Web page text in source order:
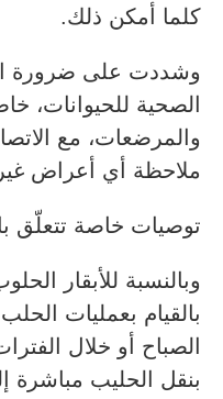
كلما أمكن ذلك.
وشددت على ضرورة
الصحية للحيوانات،
والمرضعات، مع
ملاحظة أي أعراض
توصيات خاصة تتعلّق
وبالنسبة للأبقار
بالقيام بعمليات
الصباح أو خلال
بنقل الحليب مباشرة